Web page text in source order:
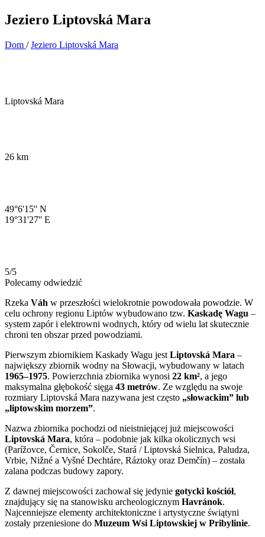
Jeziero Liptovská Mara
Dom /Jeziero Liptovská Mara
Liptovská Mara
26 km
49°6'15'' N
19°31'27'' E
5/5
Polecamy odwiedzić
Rzeka Váh w przeszłości wielokrotnie powodowała powodzie. W
celu ochrony regionu Liptów wybudowano tzw. Kaskadę Wagu –
system zapór i elektrowni wodnych, który od wielu lat skutecznie
chroni ten obszar przed powodziami.
Pierwszym zbiornikiem Kaskady Wagu jest Liptovská Mara –
największy zbiornik wodny na Słowacji, wybudowany w latach
1965–1975. Powierzchnia zbiornika wynosi 22 km², a jego
maksymalna głębokość sięga 43 metrów. Ze względu na swoje
rozmiary Liptovská Mara nazywana jest często „słowackim” lub
„liptowskim morzem”.
Nazwa zbiornika pochodzi od nieistniejącej już miejscowości
Liptovská Mara, która – podobnie jak kilka okolicznych wsi
(Parížovce, Černice, Sokolče, Stará / Liptovská Sielnica, Paludza,
Vrbie, Nižné a Vyšné Dechtáre, Ráztoky oraz Demčín) – została
zalana podczas budowy zapory.
Z dawnej miejscowości zachował się jedynie gotycki kościół,
znajdujący się na stanowisku archeologicznym Havránok.
Najcenniejsze elementy architektoniczne i artystyczne świątyni
zostały przeniesione do Muzeum Wsi Liptowskiej w Pribylinie.